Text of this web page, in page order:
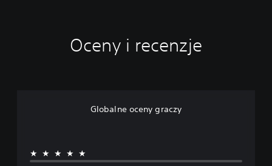
Oceny i recenzje
Globalne oceny graczy
★★★★★